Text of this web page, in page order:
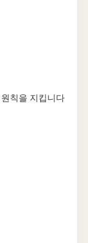
칙을 지킵니다